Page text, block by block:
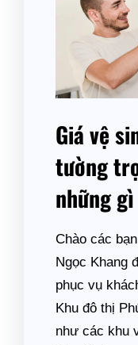
Giá vệ
tường
những gì
Chào các
Ngọc Khang
phục vụ
Khu đô thị
như các khu